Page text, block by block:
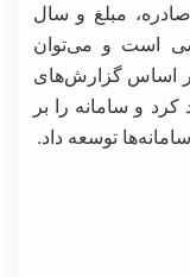
مبلغ و سال
است و می‌توان
اساس گزارش‌های
کرد و سامانه را بر
توسعه داد.